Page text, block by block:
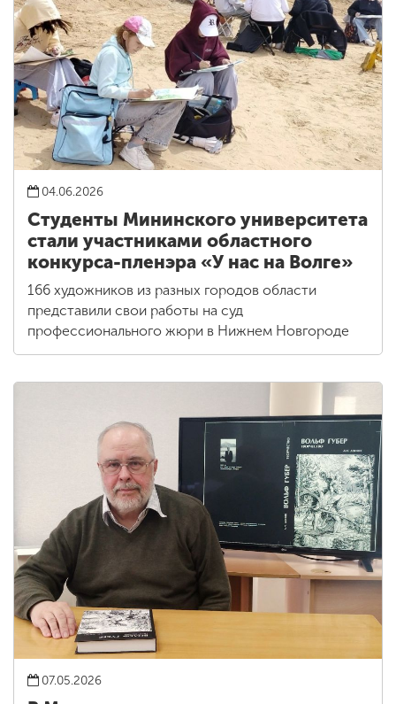
04.06.2026
Студенты Мининского университета
стали участниками областного
конкурса-пленэра «У нас на Волге»
166 художников из разных городов области
представили свои работы на суд
профессионального жюри в Нижнем Новгороде
07.05.2026